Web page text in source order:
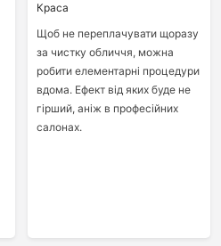
Краса
Щоб не переплачувати щоразу
за чистку обличчя, можна
робити елементарні процедури
вдома. Ефект від яких буде не
гірший, аніж в професійних
салонах.